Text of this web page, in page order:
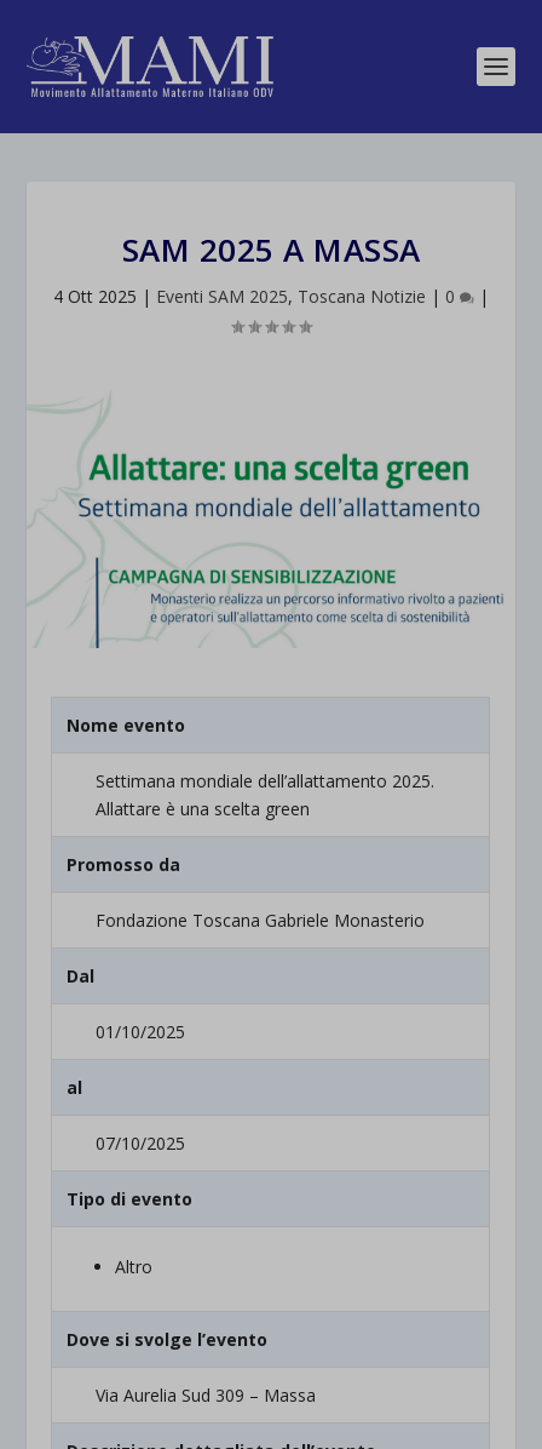
SAM 2025 A MASSA
4 Ott 2025 | Eventi SAM 2025, Toscana Notizie | 0 |
Nome evento
Settimana mondiale dell’allattamento 2025.
Allattare è una scelta green
Promosso da
Fondazione Toscana Gabriele Monasterio
Dal
01/10/2025
al
07/10/2025
Tipo di evento
Altro
Dove si svolge l’evento
Via Aurelia Sud 309 – Massa